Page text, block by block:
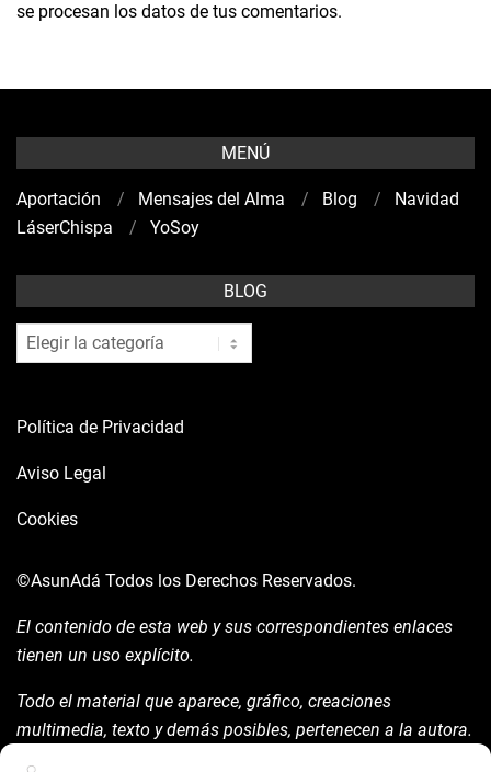
se procesan los datos de tus comentarios.
MENÚ
Aportación Mensajes del Alma Blog
Navidad
LáserChispa
YoSoy
BLOG
blog
Política de Privacidad
Aviso Legal
Cookies
©AsunAdá Todos los Derechos Reservados.
El contenido de esta web y sus correspondientes enlaces
tienen un uso explícito.
Todo el material que aparece, gráfico, creaciones
multimedia, texto y demás posibles, pertenecen a la autora.